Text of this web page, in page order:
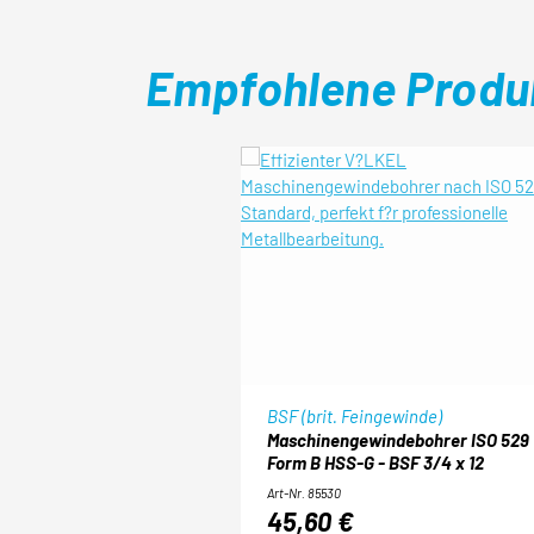
Empfohlene
Produktgalerie überspringen
BSF (brit. Feingewinde)
Maschinengewindebohrer ISO 529
Form B HSS-G - BSF 3/4 x 12
Art-Nr. 85530
45,60 €